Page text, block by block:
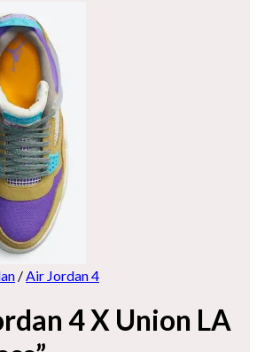
/Air Jordan 4
4 X Union LA